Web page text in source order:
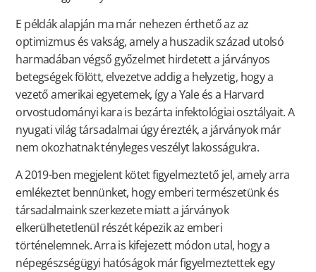
E példák alapján ma már nehezen érthető az az
optimizmus és vakság, amely a huszadik század utolsó
harmadában végső győzelmet hirdetett a járványos
betegségek fölött, elvezetve addig a helyzetig, hogy a
vezető amerikai egyetemek, így a Yale és a Harvard
orvostudományi kara is bezárta infektológiai osztályait. A
nyugati világ társadalmai úgy érezték, a járványok már
nem okozhatnak tényleges veszélyt lakosságukra.
A 2019-ben megjelent kötet figyelmeztető jel, amely arra
emlékeztet bennünket, hogy emberi természetünk és
társadalmaink szerkezete miatt a járványok
elkerülhetetlenül részét képezik az emberi
történelemnek. Arra is kifejezett módon utal, hogy a
népegészségügyi hatóságok már figyelmeztettek egy